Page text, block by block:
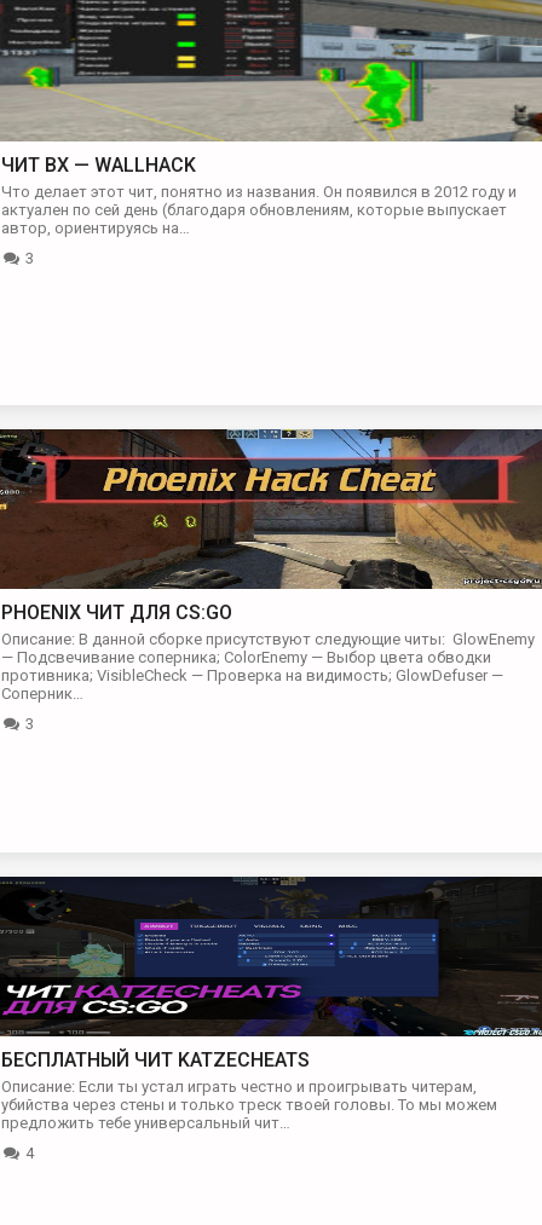
ЧИТ BX — WALLHACK
Что делает этот чит, понятно из названия. Он появился в 2012 году и
актуален по сей день (благодаря обновлениям, которые выпускает
автор, ориентируясь на…
3
PHOENIX ЧИТ ДЛЯ CS:GO
Описание: В данной сборке присутствуют следующие читы: GlowEnemy
— Подсвечивание соперника; ColorEnemy — Выбор цвета обводки
противника; VisibleCheck — Проверка на видимость; GlowDefuser —
Соперник…
3
БЕСПЛАТНЫЙ ЧИТ KATZECHEATS
Описание: Если ты устал играть честно и проигрывать читерам,
убийства через стены и только треск твоей головы. То мы можем
предложить тебе универсальный чит…
4